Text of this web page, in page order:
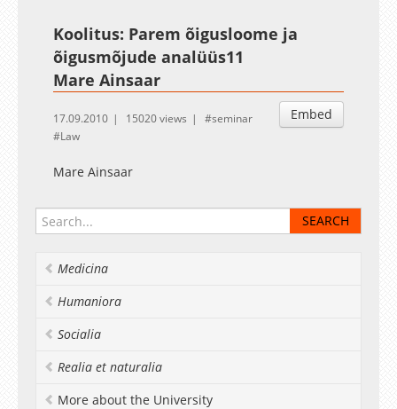
Koolitus: Parem õigusloome ja
õigusmõjude analüüs11
Mare Ainsaar
Embed
17.09.2010 15020 views
seminar
Law
Mare Ainsaar
Medicina
Humaniora
Socialia
Realia et naturalia
More about the University